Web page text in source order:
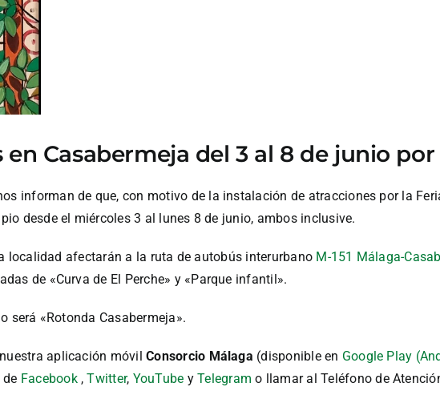
Casabermeja del 3 al 8 de junio por
informan de que, con motivo de la instalación de atracciones por la
desde el miércoles 3 al lunes 8 de junio, ambos inclusive.
localidad afectarán a la ruta de autobús interurbano M-151 Málaga-
de «Curva de El Perche» y «Parque infantil».
será «Rotonda Casabermeja».
aplicación móvilConsorcio Málaga (disponible en Google Play
Facebook,Twitter, YouTube yTelegramo llamar al Teléfono de